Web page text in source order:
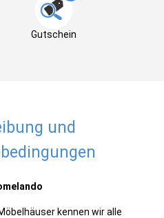
Gutschein
und
kennen wir alle